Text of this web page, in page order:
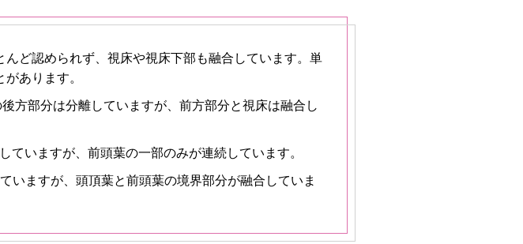
ど認められず、視床や視床下部も融合しています。単
あります。
方部分は分離していますが、前方部分と視床は融合し
ていますが、前頭葉の一部のみが連続しています。
いますが、頭頂葉と前頭葉の境界部分が融合していま